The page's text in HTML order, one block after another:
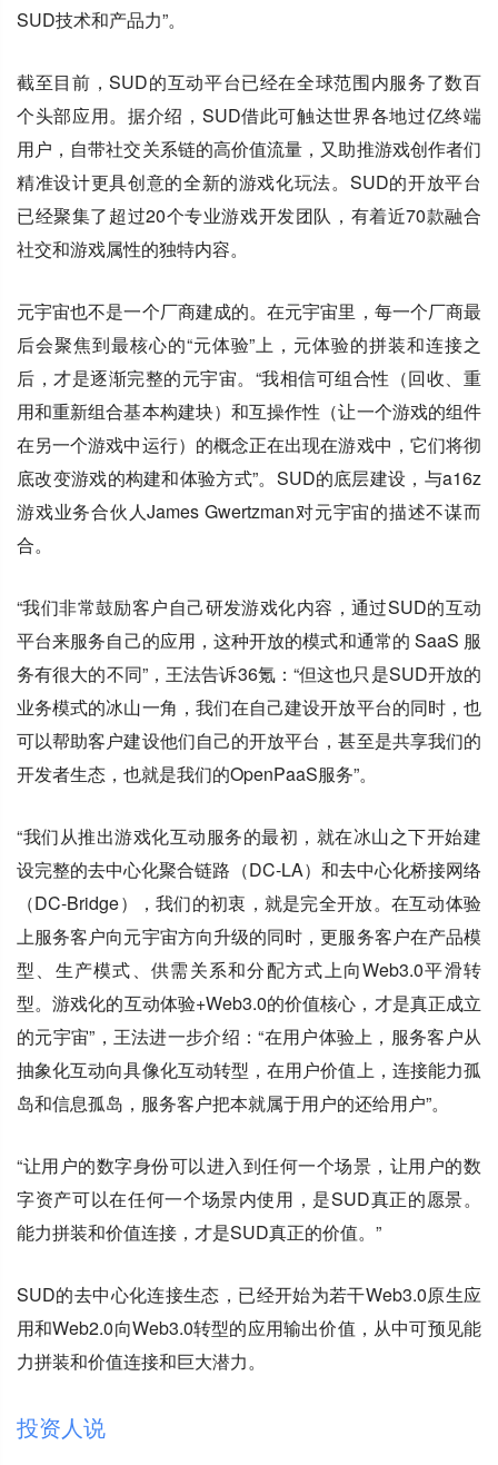
SUD技术和产品力”。
截至目前，SUD的互动平台已经在全球范围内服务了数百
个头部应用。据介绍，SUD借此可触达世界各地过亿终端
用户，自带社交关系链的高价值流量，又助推游戏创作者们
精准设计更具创意的全新的游戏化玩法。SUD的开放平台
已经聚集了超过20个专业游戏开发团队，有着近70款融合
社交和游戏属性的独特内容。
元宇宙也不是一个厂商建成的。在元宇宙里，每一个厂商最
后会聚焦到最核心的“元体验”上，元体验的拼装和连接之
后，才是逐渐完整的元宇宙。“我相信可组合性（回收、重
用和重新组合基本构建块）和互操作性（让一个游戏的组件
在另一个游戏中运行）的概念正在出现在游戏中，它们将彻
底改变游戏的构建和体验方式”。SUD的底层建设，与a16z
游戏业务合伙人James Gwertzman对元宇宙的描述不谋而
合。
“我们非常鼓励客户自己研发游戏化内容，通过SUD的互动
平台来服务自己的应用，这种开放的模式和通常的 SaaS 服
务有很大的不同”，王法告诉36氪：“但这也只是SUD开放的
业务模式的冰山一角，我们在自己建设开放平台的同时，也
可以帮助客户建设他们自己的开放平台，甚至是共享我们的
开发者生态，也就是我们的OpenPaaS服务”。
“我们从推出游戏化互动服务的最初，就在冰山之下开始建
设完整的去中心化聚合链路（DC-LA）和去中心化桥接网络
（DC-Bridge），我们的初衷，就是完全开放。在互动体验
上服务客户向元宇宙方向升级的同时，更服务客户在产品模
型、生产模式、供需关系和分配方式上向Web3.0平滑转
型。游戏化的互动体验+Web3.0的价值核心，才是真正成立
的元宇宙”，王法进一步介绍：“在用户体验上，服务客户从
抽象化互动向具像化互动转型，在用户价值上，连接能力孤
岛和信息孤岛，服务客户把本就属于用户的还给用户”。
“让用户的数字身份可以进入到任何一个场景，让用户的数
字资产可以在任何一个场景内使用，是SUD真正的愿景。
能力拼装和价值连接，才是SUD真正的价值。”
SUD的去中心化连接生态，已经开始为若干Web3.0原生应
用和Web2.0向Web3.0转型的应用输出价值，从中可预见能
力拼装和价值连接和巨大潜力。
投资人说